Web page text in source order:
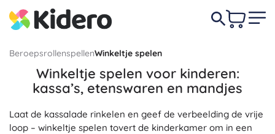
BeroepsrollenspellenWinkeltje spelen
Winkeltje spelen voor kinderen:
kassa’s, etenswaren en mandjes
Laat de kassalade rinkelen en geef de verbeelding de vrije
loop – winkeltje spelen tovert de kinderkamer om in een